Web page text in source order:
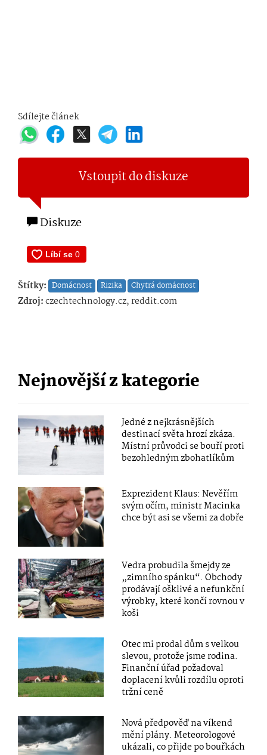
Sdílejte článek
Vstoupit do diskuze
Diskuze
Štítky: Domácnost Rizika Chytrá domácnost
Zdroj:czechtechnology.cz, reddit.com
Nejnovější z kategorie
Jedné z nejkrásnějších
destinací světa hrozí zkáza.
Místní průvodci se bouří proti
bezohledným zbohatlíkům
Exprezident Klaus: Nevěřím
svým očím, ministr Macinka
chce být asi se všemi za dobře
Vedra probudila šmejdy ze
„zimního spánku“. Obchody
prodávají ošklivé a nefunkční
výrobky, které končí rovnou v
koši
Otec mi prodal dům s velkou
slevou, protože jsme rodina.
Finanční úřad požadoval
doplacení kvůli rozdílu oproti
tržní ceně
Nová předpověď na víkend
mění plány. Meteorologové
ukázali, co přijde po bouřkách